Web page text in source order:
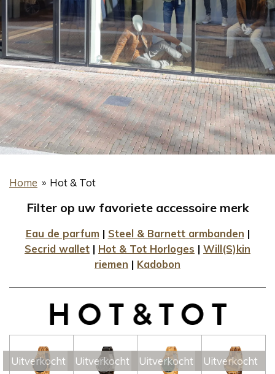
Home » Hot & Tot
Filter op uw favoriete accessoire merk
Eau de parfum | Steel & Barnett armbanden |
Secrid wallet | Hot & Tot Horloges | Will(S)kin
riemen | Kadobon
Uitverkocht Uitverkocht Uitverkocht Uitverkocht